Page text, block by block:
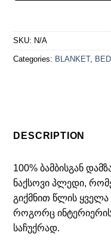
SKU: N/A
Categories: BLANKET,
DESCRIPTION
100% ბამბისგან
ნაქსოვი პლედი,
გიქმნით წლის ყველა
როგორც
საჩუქრად.